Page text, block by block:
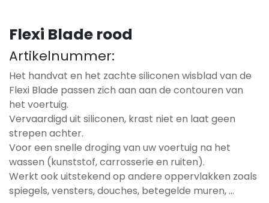
Flexi Blade rood
Artikelnummer:
Het handvat en het zachte siliconen wisblad van de
Flexi Blade passen zich aan aan de contouren van
het voertuig.
Vervaardigd uit siliconen, krast niet en laat geen
strepen achter.
Voor een snelle droging van uw voertuig na het
wassen (kunststof, carrosserie en ruiten).
Werkt ook uitstekend op andere oppervlakken zoals
spiegels, vensters, douches, betegelde muren, ...